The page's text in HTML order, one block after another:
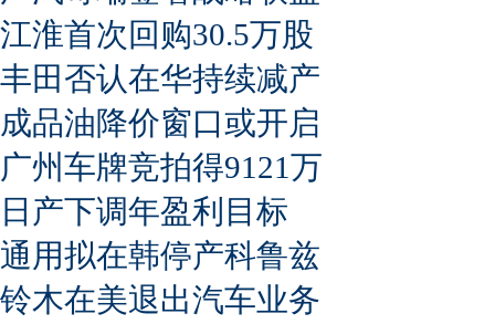
江淮首次回购30.5万股
丰田否认在华持续减产
成品油降价窗口或开启
广州车牌竞拍得9121万
日产下调年盈利目标
通用拟在韩停产科鲁兹
铃木在美退出汽车业务